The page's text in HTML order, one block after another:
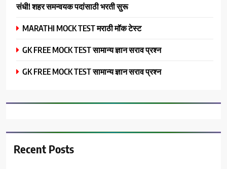
संधी! शहर समन्वयक पदांसाठी भरती सुरू
MARATHI MOCK TEST मराठी मॉक टेस्ट
GK FREE MOCK TEST सामान्य ज्ञान सराव प्रश्न
GK FREE MOCK TEST सामान्य ज्ञान सराव प्रश्न
Recent Posts